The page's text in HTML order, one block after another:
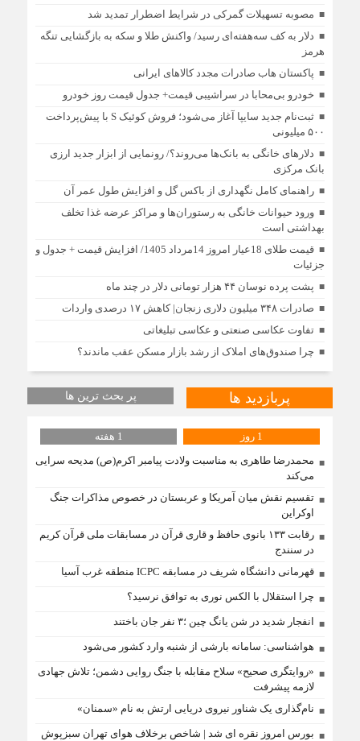
مصوبه تسهیلات گمرکی در شرایط اضطرار تمدید شد
دلار به کف سه‌هفته‌ای رسید/ واکنش طلا و سکه به بازگشایی تنگه
هرمز
پاکستان هاب صادرات مجدد کالاهای ایرانی
خودرو بی‌محابا در سراشیبی قیمت+ جدول قیمت روز خودرو
ثبت‌نام جدید سایپا آغاز می‌شود؛ فروش کوئیک S با پیش‌پرداخت
۵۰۰ میلیونی
دلارهای خانگی به بانک‌ها می‌روند؟/ رونمایی از ابزار جدید ارزی
بانک مرکزی
راهنمای کامل نگهداری از باکس گل و افزایش طول عمر آن
ورود حیوانات خانگی به رستوران‌ها و مراکز عرضه غذا تخلف
بهداشتی است
قیمت طلای 18عیار امروز 14مرداد 1405/ افزایش قیمت + جدول و
جزئیات
پشت پرده نوسان ۴۴ هزار تومانی دلار در چند ماه
صادرات ۳۴۸ میلیون دلاری زنجان| ‌کاهش ۱۷ درصدی واردات
تفاوت عکاسی صنعتی و عکاسی تبلیغاتی
چرا صندوق‌های املاک از رشد بازار مسکن عقب ماندند؟
پربازدید ها پر بحث ترین ها
1 روز
1 هفته
محمدرضا طاهری به مناسبت ولادت پیامبر اکرم(ص) مدیحه سرایی
می‌کند
تقسیم نقش میان آمریکا و عربستان در خصوص مذاکرات جنگ
اوکراین
رقابت ۱۳۳ بانوی حافظ و قاری قرآن در مسابقات ملی قرآن کریم
در سنندج
قهرمانی دانشگاه شریف در مسابقه ICPC منطقه غرب آسیا
چرا استقلال با الکس نوری به توافق نرسید؟
انفجار شدید در شن یانگ چین ؛۳ نفر جان باختند
هواشناسی: سامانه بارشی از شنبه وارد کشور می‌شود
«روایتگری صحیح» سلاح مقابله با جنگ روایی دشمن؛ تلاش جهادی
لازمه پیشرفت
نام‌گذاری یک شناور نیروی دریایی ارتش به نام «سمنان»
بورس امروز نقره ای شد | شاخص برخلاف هوای تهران سبزپوش